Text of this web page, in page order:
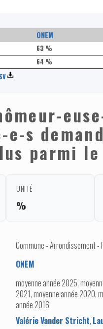
ONEM
63 %
64 %
e-s
parmi
UNITÉ
%
Commune - Arrondissement -
ONEM
moyenne année 2025,
2021, moyenne année 2020,
année 2016
Valérie Vander Stricht,